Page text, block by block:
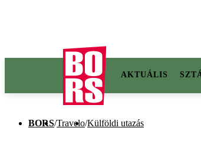
AKTUÁLIS
BORS/Travelo/Külföldi utazás